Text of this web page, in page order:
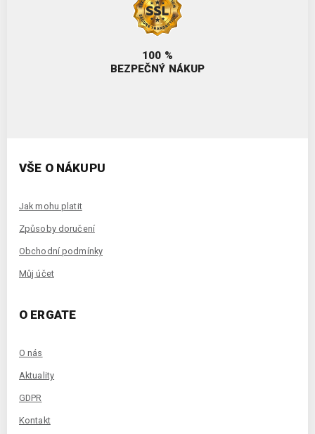
100 %
BEZPEČNÝ NÁKUP
VŠE O NÁKUPU
Jak mohu platit
Způsoby doručení
Obchodní podmínky
Můj účet
O ERGATE
O nás
Aktuality
GDPR
Kontakt